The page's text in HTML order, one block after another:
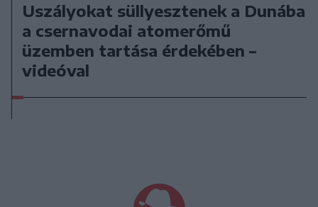
Uszályokat süllyesztenek a Dunába
a csernavodai atomerőmű
üzemben tartása érdekében –
videóval